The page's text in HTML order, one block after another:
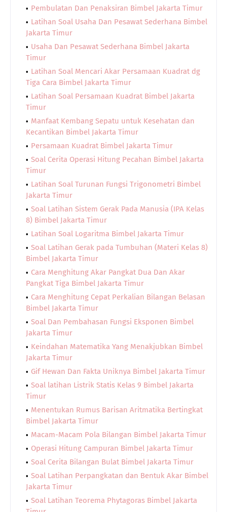
Pembulatan Dan Penaksiran Bimbel Jakarta Timur
Latihan Soal Usaha Dan Pesawat Sederhana Bimbel
Jakarta Timur
Usaha Dan Pesawat Sederhana Bimbel Jakarta
Timur
Latihan Soal Mencari Akar Persamaan Kuadrat dg
Tiga Cara Bimbel Jakarta Timur
Latihan Soal Persamaan Kuadrat Bimbel Jakarta
Timur
Manfaat Kembang Sepatu untuk Kesehatan dan
Kecantikan Bimbel Jakarta Timur
Persamaan Kuadrat Bimbel Jakarta Timur
Soal Cerita Operasi Hitung Pecahan Bimbel Jakarta
Timur
Latihan Soal Turunan Fungsi Trigonometri Bimbel
Jakarta Timur
Soal Latihan Sistem Gerak Pada Manusia (IPA Kelas
8) Bimbel Jakarta Timur
Latihan Soal Logaritma Bimbel Jakarta Timur
Soal Latihan Gerak pada Tumbuhan (Materi Kelas 8)
Bimbel Jakarta Timur
Cara Menghitung Akar Pangkat Dua Dan Akar
Pangkat Tiga Bimbel Jakarta Timur
Cara Menghitung Cepat Perkalian Bilangan Belasan
Bimbel Jakarta Timur
Soal Dan Pembahasan Fungsi Eksponen Bimbel
Jakarta Timur
Keindahan Matematika Yang Menakjubkan Bimbel
Jakarta Timur
Gif Hewan Dan Fakta Uniknya Bimbel Jakarta Timur
Soal latihan Listrik Statis Kelas 9 Bimbel Jakarta
Timur
Menentukan Rumus Barisan Aritmatika Bertingkat
Bimbel Jakarta Timur
Macam-Macam Pola Bilangan Bimbel Jakarta Timur
Operasi Hitung Campuran Bimbel Jakarta Timur
Soal Cerita Bilangan Bulat Bimbel Jakarta Timur
Soal Latihan Perpangkatan dan Bentuk Akar Bimbel
Jakarta Timur
Soal Latihan Teorema Phytagoras Bimbel Jakarta